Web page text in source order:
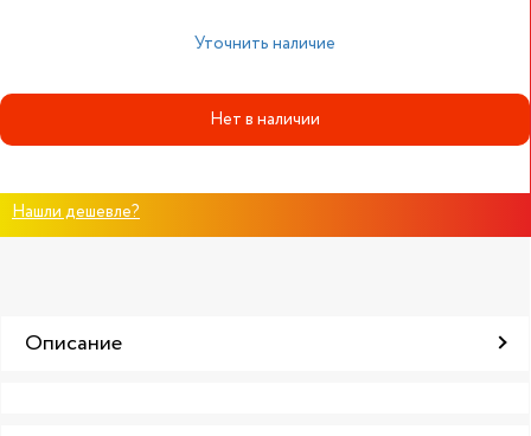
Уточнить наличие
Нет в наличии
Нашли дешевле?
Описание